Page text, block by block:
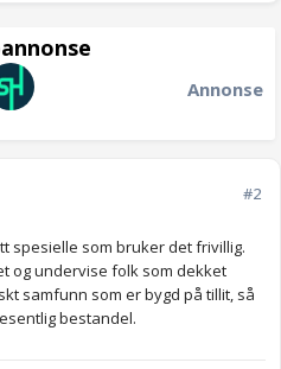
Annonse
#2
spesielle som bruker det frivillig.
og undervise folk som dekket
samfunn som er bygd på tillit, så
bestandel.